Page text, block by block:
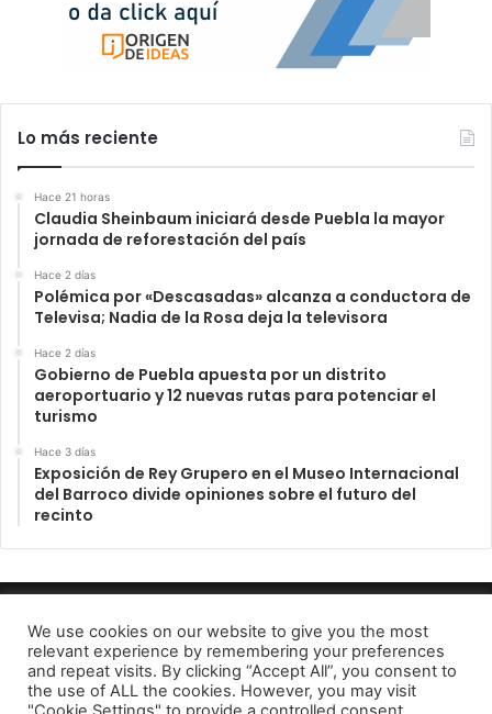
Lo más reciente
Hace 21 horas
Claudia Sheinbaum iniciará desde Puebla la mayor
jornada de reforestación del país
Hace 2 días
Polémica por «Descasadas» alcanza a conductora de
Televisa; Nadia de la Rosa deja la televisora
Hace 2 días
Gobierno de Puebla apuesta por un distrito
aeroportuario y 12 nuevas rutas para potenciar el
turismo
Hace 3 días
Exposición de Rey Grupero en el Museo Internacional
del Barroco divide opiniones sobre el futuro del
recinto
INFORME23 PERIODICO DIGITAL 2022
Aviso de Privacidad
We use cookies on our website to give you the most
relevant experience by remembering your preferences
and repeat visits. By clicking “Accept All”, you consent to
the use of ALL the cookies. However, you may visit